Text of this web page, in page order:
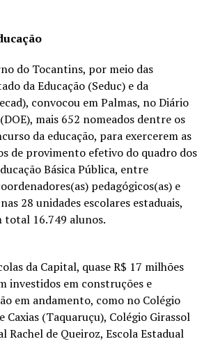
do Tocantins, por meio das
da Educação (Seduc) e da
convocou em Palmas, no Diário
mais 652 nomeados dentre os
da educação, para exercerem as
de provimento efetivo do quadro dos
Básica Pública, entre
pedagógicos(as) e
28 unidades escolares estaduais,
total 16.749 alunos.
da Capital, quase R$ 17 milhões
investidos em construções e
em andamento, como no Colégio
Caxias (Taquaruçu), Colégio Girassol
Rachel de Queiroz, Escola Estadual